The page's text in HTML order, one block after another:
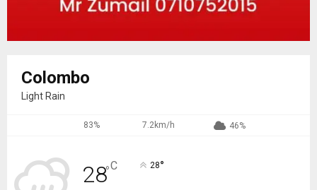
Colombo
Light Rain
83% 7.2km/h 46%
28°C 28°